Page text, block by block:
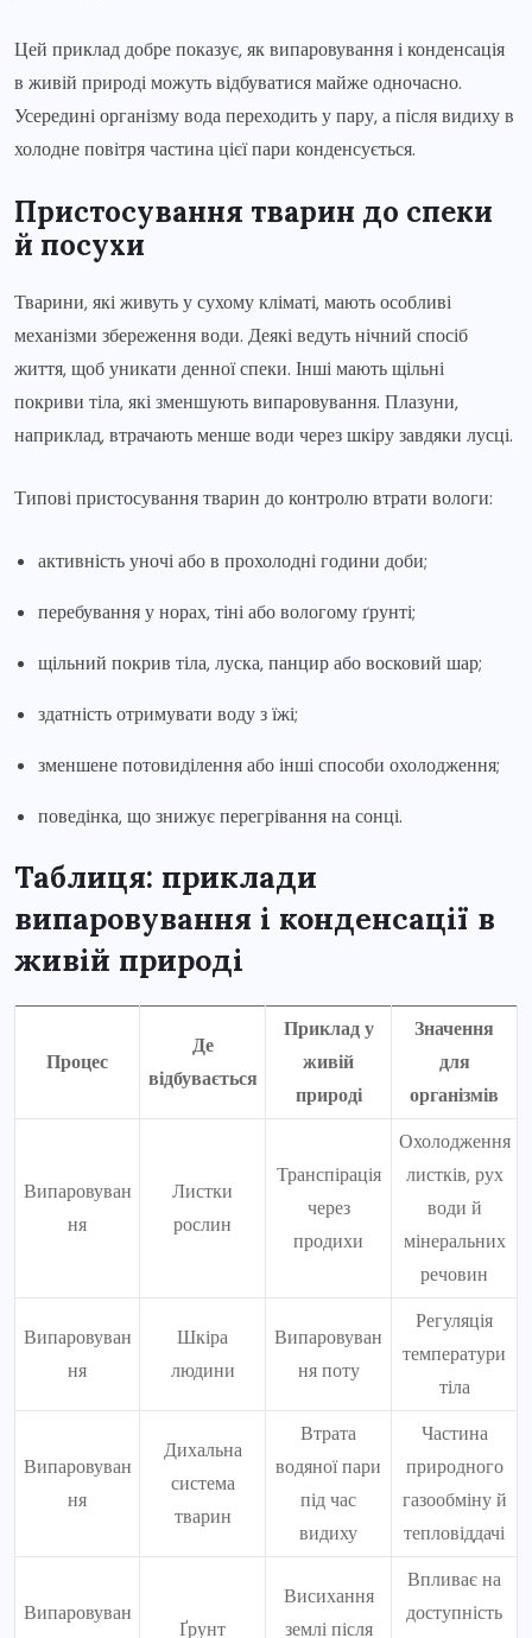
Цей приклад добре показує, як випаровування і конденсація
в живій природі можуть відбуватися майже одночасно.
Усередині організму вода переходить у пару, а після видиху в
холодне повітря частина цієї пари конденсується.
Пристосування тварин до спеки
й посухи
Тварини, які живуть у сухому кліматі, мають особливі
механізми збереження води. Деякі ведуть нічний спосіб
життя, щоб уникати денної спеки. Інші мають щільні
покриви тіла, які зменшують випаровування. Плазуни,
наприклад, втрачають менше води через шкіру завдяки лусці.
Типові пристосування тварин до контролю втрати вологи:
активність уночі або в прохолодні години доби;
перебування у норах, тіні або вологому ґрунті;
щільний покрив тіла, луска, панцир або восковий шар;
здатність отримувати воду з їжі;
зменшене потовиділення або інші способи охолодження;
поведінка, що знижує перегрівання на сонці.
Таблиця: приклади
випаровування і конденсації в
живій природі
Процес
Де
відбувається
Приклад у
живій
природі
Значення
для
організмів
Випаровуван
ня
Листки
рослин
Транспірація
через
продихи
Охолодження
листків, рух
води й
мінеральних
речовин
Випаровуван
ня
Шкіра
людини
Випаровуван
ня поту
Регуляція
температури
тіла
Випаровуван
ня
Дихальна
система
тварин
Втрата
водяної пари
під час
видиху
Частина
природного
газообміну й
тепловіддачі
Випаровуван
Ґрунт
Висихання
землі після
Впливає на
доступність